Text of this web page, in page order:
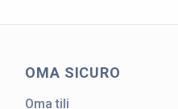
OMA SICURO
Oma tili